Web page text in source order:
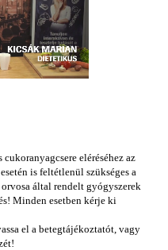
eléréséhez az
is feltétlenül szükséges a
által rendelt gyógyszerek
Minden esetben kérje ki
el a betegtájékoztatót, vagy